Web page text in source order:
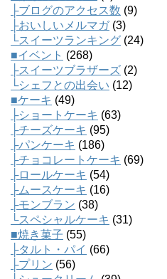
├ブログのアクセス数 (9)
├おいしいメルマガ(3)
└スイーツランキング (24)
■イベント (268)
├スイーツブラザーズ (2)
└シェフとの出会い (12)
■ケーキ (49)
├ショートケーキ (63)
├チーズケーキ (95)
├パンケーキ (186)
├チョコレートケーキ (69)
├ロールケーキ (54)
├ムースケーキ (16)
├モンブラン (38)
└スペシャルケーキ (31)
■焼き菓子 (55)
├タルト・パイ (66)
├プリン (56)